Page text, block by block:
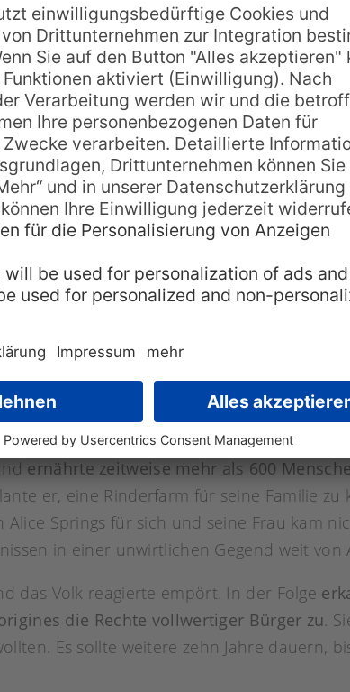
Schüler seinem Lehrer die schönsten
Albert Namatjira erstmals seine Bilder in
Das Besondere an den Bildern, ebenfalls
von der symbolischen Kunst der
Sydney und sogar die Queen wurde auf
mit sich. In der Kultur der Arrente wird
ernährte zeitweise mehr als 600
er, eine Rinderfarm für seine Familie
Alice Springs für sich und seine Frau kam
in einer unwirtlichen Gegend weit von
das Volk reagierte empört. In der Folge
die Rechte vollwertiger Bürger zu.
Es sollte weitere zehn Jahre dauern,